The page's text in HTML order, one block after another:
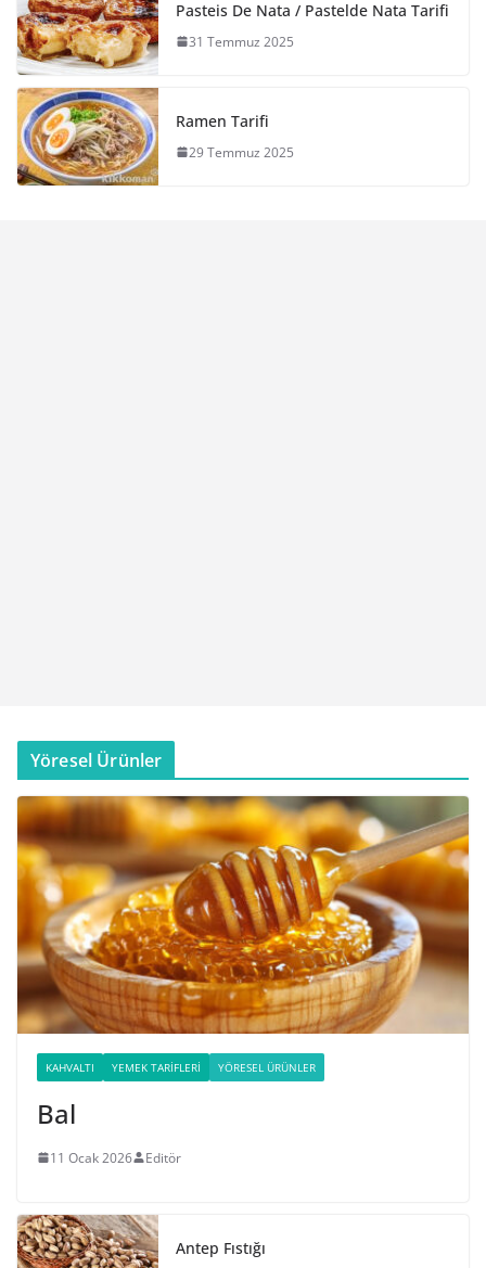
Pasteis De Nata / Pastelde Nata Tarifi
31 Temmuz 2025
Ramen Tarifi
29 Temmuz 2025
Yöresel Ürünler
KAHVALTI YEMEK TARIFLERI YÖRESEL ÜRÜNLER
Bal
11 Ocak 2026 Editör
Antep Fıstığı